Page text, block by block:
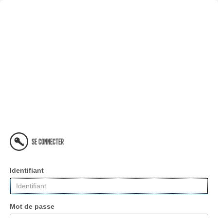
SE CONNECTER
Identifiant
Mot de passe